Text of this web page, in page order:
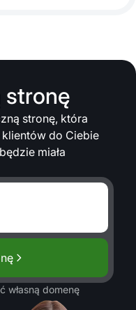
stronę
stronę, która
do Ciebie
miała
własną domenę